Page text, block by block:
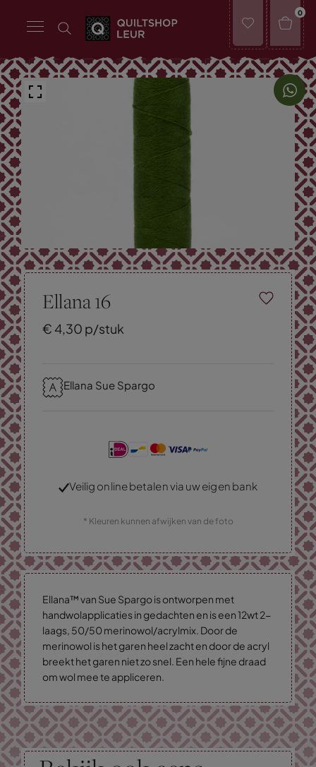
0
Ellana 16
€ 4,30 p/stuk
Ellana Sue Spargo
Veilig online betalen via uw eigen bank
* Kleuren kunnen afwijken van de foto
Ellana™ van Sue Spargo is ontworpen met
handwolapplicaties in gedachten en is een 12wt 2-
laags, 50/50 merinowol/acrylmix. Door de
merinowol is het garen heel zacht en door de acryl
breekt het garen niet zo snel. Een hele fijne draad
om wol mee te appliceren.